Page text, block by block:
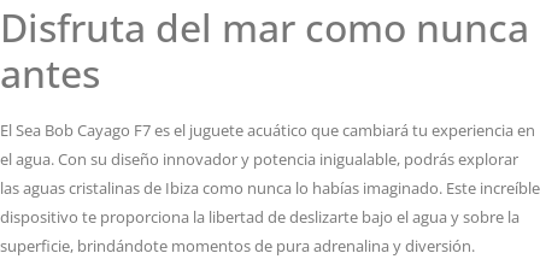
Disfruta del mar como nunca
antes
El Sea Bob Cayago F7 es el juguete acuático que cambiará tu experiencia en
el agua. Con su diseño innovador y potencia inigualable, podrás explorar
las aguas cristalinas de Ibiza como nunca lo habías imaginado. Este increíble
dispositivo te proporciona la libertad de deslizarte bajo el agua y sobre la
superficie, brindándote momentos de pura adrenalina y diversión.